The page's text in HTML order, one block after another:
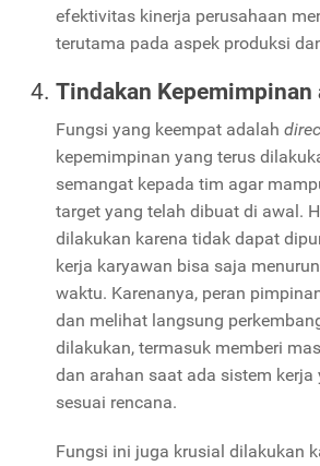
efektivitas kinerja perusahaan
terutama pada aspek produksi
Tindakan Kepemimpinan
Fungsi yang keempat adalah
kepemimpinan yang terus
semangat kepada tim agar
target yang telah dibuat di awal.
dilakukan karena tidak dapat
kerja karyawan bisa saja
waktu. Karenanya, peran
dan melihat langsung
dilakukan, termasuk memberi
dan arahan saat ada sistem
sesuai rencana.
Fungsi ini juga krusial dilakukan